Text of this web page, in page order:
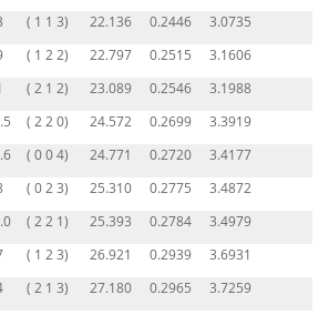
( 1 1 3) 22.136 0.2446
3.0735
( 1 2 2) 22.797 0.2515
3.1606
( 2 1 2) 23.089 0.2546
3.1988
( 2 2 0) 24.572 0.2699
3.3919
( 0 0 4) 24.771 0.2720
3.4177
( 0 2 3) 25.310 0.2775
3.4872
( 2 2 1) 25.393 0.2784
3.4979
( 1 2 3) 26.921 0.2939
3.6931
( 2 1 3) 27.180 0.2965
3.7259